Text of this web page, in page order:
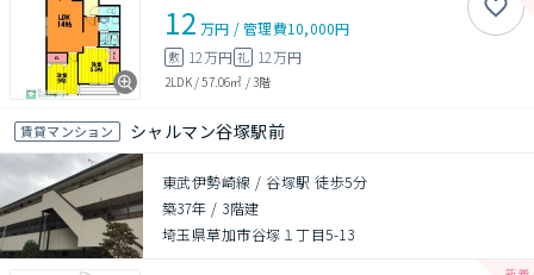
12 万円 /管理費10,000円
敷 12万円 礼 12万円
2LDK/57.06㎡ /3階
賃貸マンション シャルマン谷塚駅前
東武伊勢崎線 / 谷塚駅 徒歩5分
築37年 / 3階建
埼玉県草加市谷塚１丁目5-13